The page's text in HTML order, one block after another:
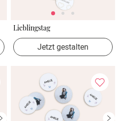
Lieblingstag
Jetzt gestalten